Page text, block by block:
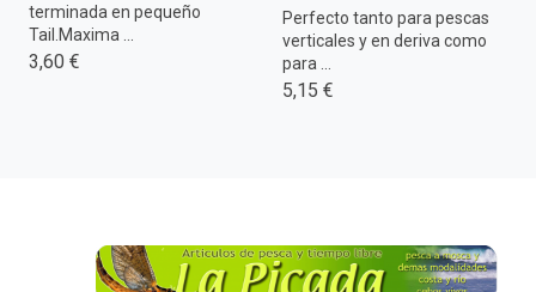
terminada en pequeño
Tail.Maxima ...
3,60 €
Perfecto tanto para pescas
verticales y en deriva como
para ...
5,15 €